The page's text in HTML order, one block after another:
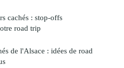
cachés : stop-offs
road trip
de l'Alsace : idées de road